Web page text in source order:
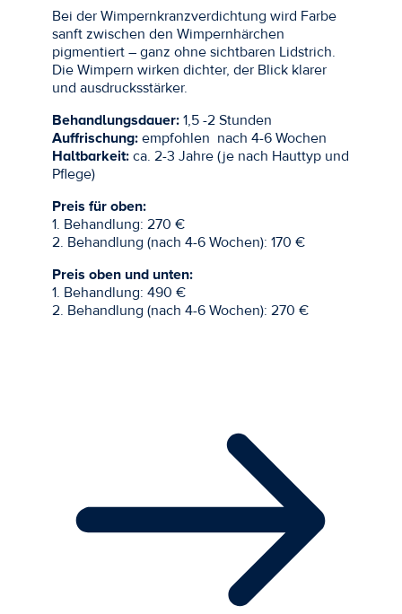
Bei der Wimpernkranzverdichtung wird Farbe
sanft zwischen den Wimpernhärchen
pigmentiert – ganz ohne sichtbaren Lidstrich.
Die Wimpern wirken dichter, der Blick klarer
und ausdrucksstärker.
Behandlungsdauer: 1,5 -2 Stunden
Auffrischung: empfohlen nach 4-6 Wochen
Haltbarkeit: ca. 2-3 Jahre (je nach Hauttyp und
Pflege)
Preis für oben:
1. Behandlung: 270 €
2. Behandlung (nach 4-6 Wochen): 170 €
Preis oben und unten:
1. Behandlung: 490 €
2. Behandlung (nach 4-6 Wochen): 270 €